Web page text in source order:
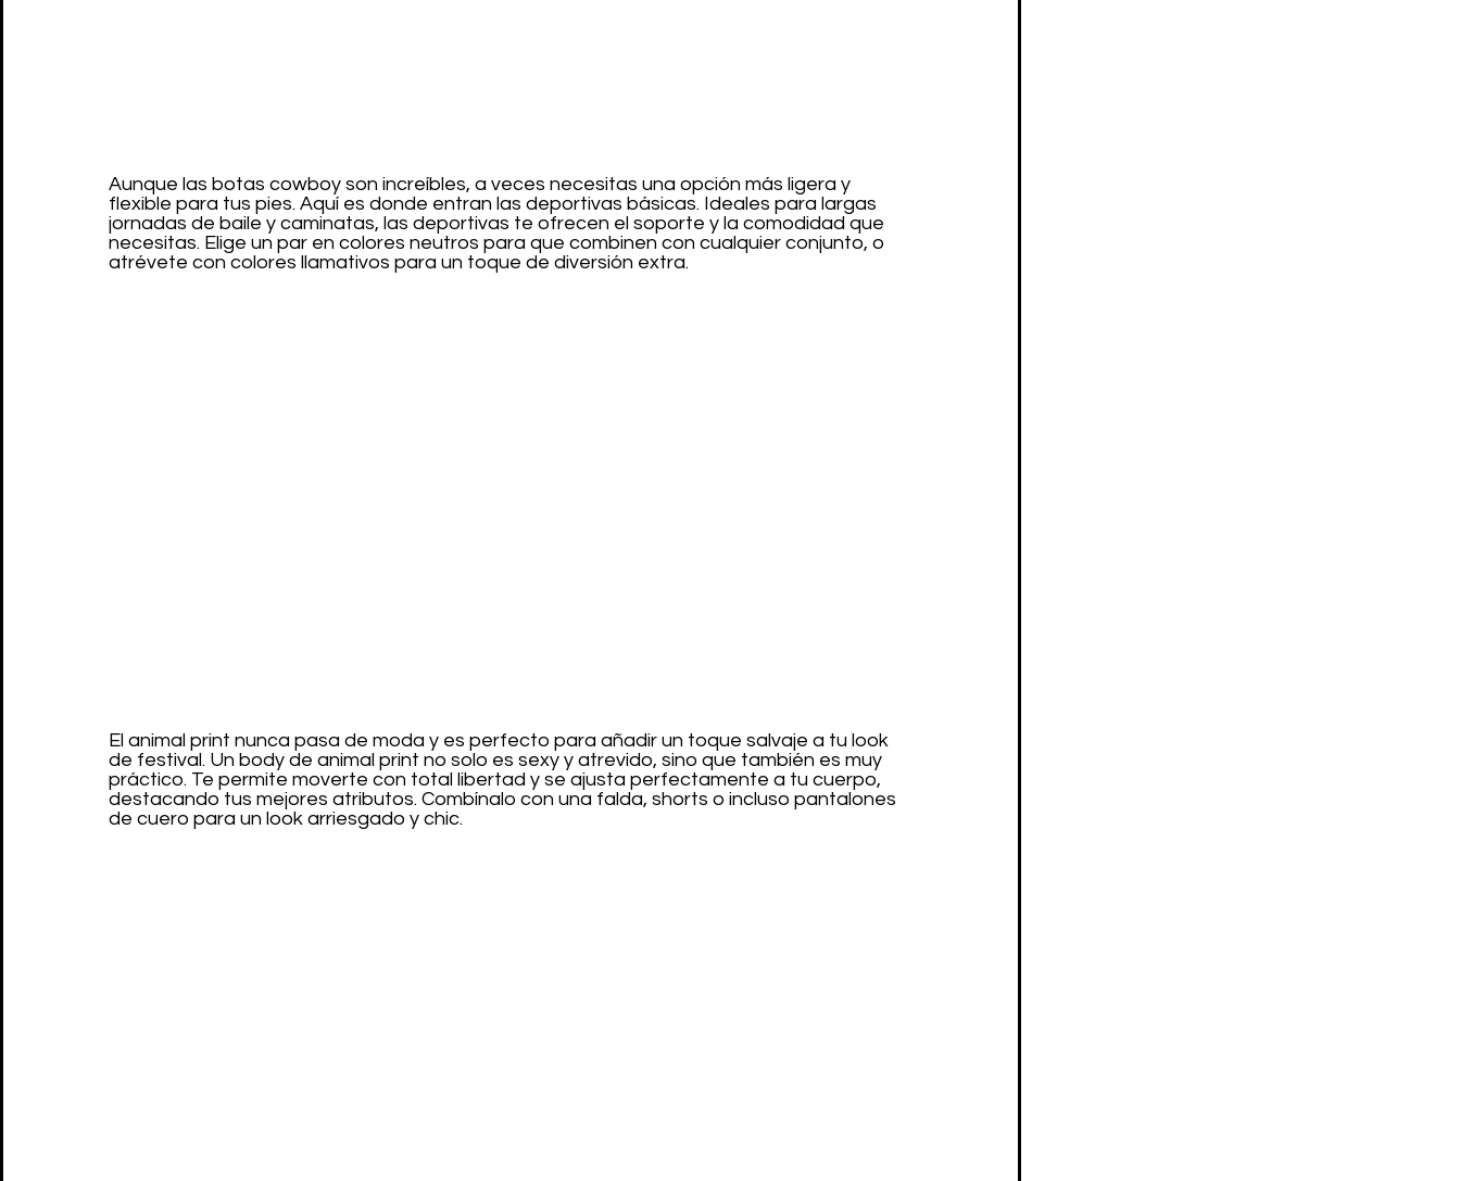
Aunque las botas cowboy son increíbles, a veces necesitas una opción más ligera y
flexible para tus pies. Aquí es donde entran las deportivas básicas. Ideales para largas
jornadas de baile y caminatas, las deportivas te ofrecen el soporte y la comodidad que
necesitas. Elige un par en colores neutros para que combinen con cualquier conjunto, o
atrévete con colores llamativos para un toque de diversión extra.
El animal print nunca pasa de moda y es perfecto para añadir un toque salvaje a tu look
de festival. Un body de animal print no solo es sexy y atrevido, sino que también es muy
práctico. Te permite moverte con total libertad y se ajusta perfectamente a tu cuerpo,
destacando tus mejores atributos. Combínalo con una falda, shorts o incluso pantalones
de cuero para un look arriesgado y chic.